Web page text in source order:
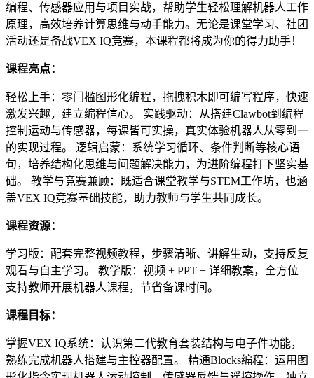
编程、传感器应用与项目实战，帮助学生轻松理解机器人工作
原理，高效培养计算思维与动手能力。无论是课堂学习、社团
活动还是备战VEX IQ竞赛，本课程都将成为你的得力助手！
课程亮点：
轻松上手：零门槛图形化编程，拖拽积木即可编写程序，快速
激发兴趣，建立编程信心。 实践驱动：从搭建Clawbot到编程
控制运动与传感器，每课皆可实操，真实体验机器人从零到一
的实现过程。 逻辑启蒙：系统学习循环、条件判断等核心语
句，培养结构化思维与问题解决能力，为进阶编程打下坚实基
础。 教学与竞赛兼顾：既适合课堂教学与STEM工作坊，也涵
盖VEX IQ竞赛基础技能，助力教师与学生共同成长。
课程资源：
学习版：配套完整视频教程，步骤清晰、讲解生动，支持反复
观看与自主学习。 教学版：视频 + PPT + 详细教案，全方位
支持教师开展机器人课程，节省备课时间。
课程目标：
掌握VEX IQ系统：认识第二代教育套装结构与电子件功能，
熟练完成机器人搭建与主控器配置。 精通Blocks编程：运用图